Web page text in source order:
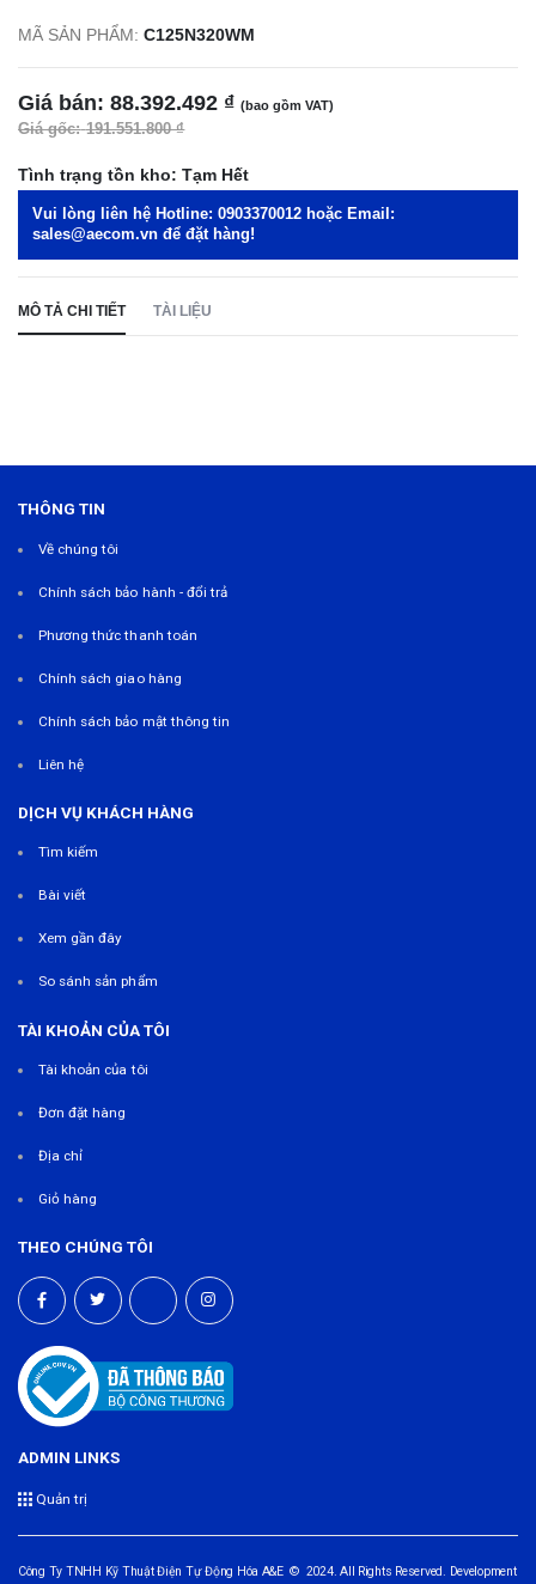
MÃ SẢN PHẨM: C125N320WM
Giá bán: 88.392.492 ₫ (bao gồm VAT)
Giá gốc: 191.551.800 ₫
Tình trạng tồn kho: Tạm Hết
Vui lòng liên hệ Hotline: 0903370012 hoặc Email:
sales@aecom.vn để đặt hàng!
MÔ TẢ CHI TIẾT TÀI LIỆU
THÔNG TIN
Về chúng tôi
Chính sách bảo hành - đổi trả
Phương thức thanh toán
Chính sách giao hàng
Chính sách bảo mật thông tin
Liên hệ
DỊCH VỤ KHÁCH HÀNG
Tìm kiếm
Bài viết
Xem gần đây
So sánh sản phẩm
TÀI KHOẢN CỦA TÔI
Tài khoản của tôi
Đơn đặt hàng
Địa chỉ
Giỏ hàng
THEO CHÚNG TÔI
ADMIN LINKS
Quản trị
Công Ty TNHH Kỹ Thuật Điện Tự Động Hóa A&E © 2024. All Rights Reserved. Development